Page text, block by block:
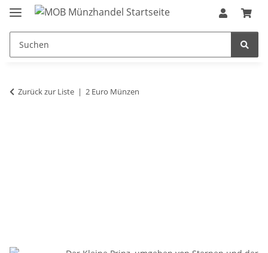
Zurück zur Liste 2 Euro Münzen